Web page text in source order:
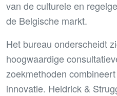
van de culturele en
de Belgische markt.
Het bureau onderscheidt
hoogwaardige
zoekmethoden
innovatie. Heidrick &